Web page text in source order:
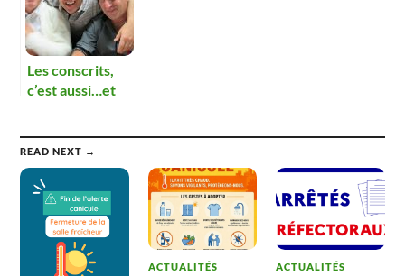
Les conscrits,
c’est aussi…et
READ NEXT →
ACTUALITÉS ACTUALITÉS